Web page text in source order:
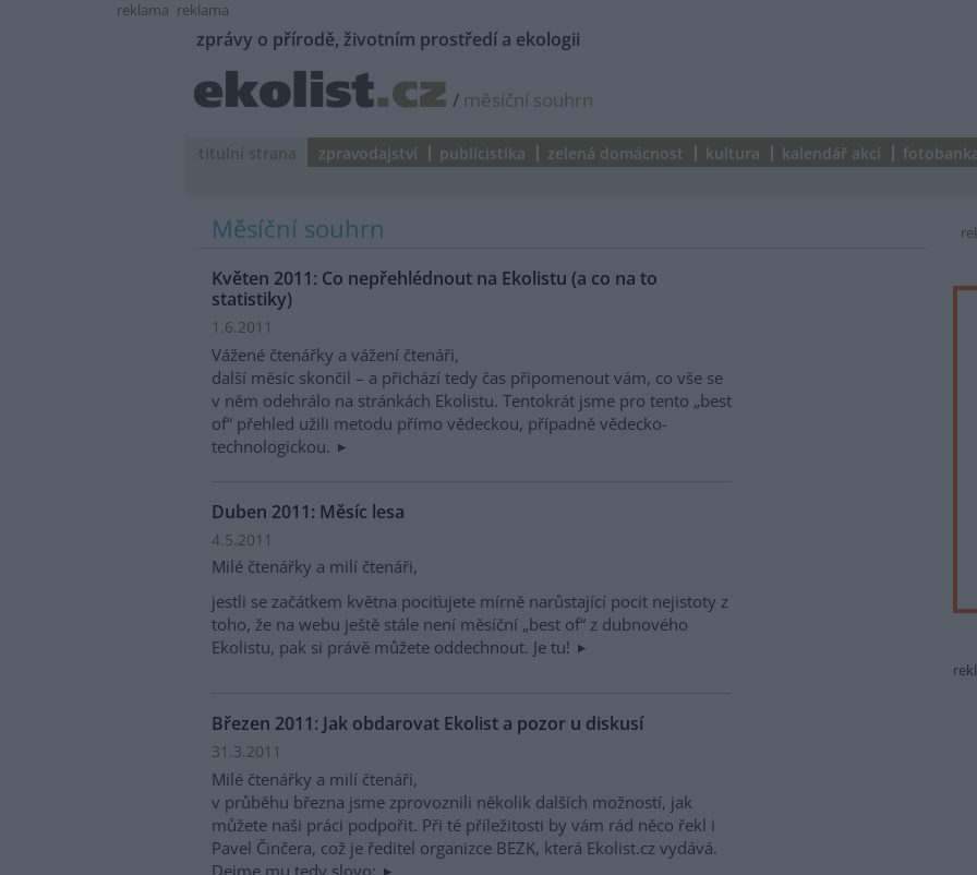
reklama reklama
zprávy o přírodě, životním prostředí a ekologii
/ měsíční souhrn
titulní strana zpravodajství publicistika zelená domácnost kultura kalendář akcí
Měsíční souhrn
Květen 2011: Co nepřehlédnout na Ekolistu (a co na to
statistiky)
1.6.2011
Vážené čtenářky a vážení čtenáři,
další měsíc skončil – a přichází tedy čas připomenout vám, co vše se
v něm odehrálo na stránkách Ekolistu. Tentokrát jsme pro tento „best
of“ přehled užili metodu přímo vědeckou, případně vědecko-
technologickou.
Duben 2011: Měsíc lesa
4.5.2011
Milé čtenářky a milí čtenáři,
jestli se začátkem května pociťujete mírně narůstající pocit nejistoty z
toho, že na webu ještě stále není měsíční „best of“ z dubnového
Ekolistu, pak si právě můžete oddechnout. Je tu!
Březen 2011: Jak obdarovat Ekolist a pozor u diskusí
31.3.2011
Milé čtenářky a milí čtenáři,
v průběhu března jsme zprovoznili několik dalších možností, jak
můžete naši práci podpořit. Při té příležitosti by vám rád něco řekl i
Pavel Činčera, což je ředitel organizce BEZK, která Ekolist.cz vydává.
Dejme mu tedy slovo: